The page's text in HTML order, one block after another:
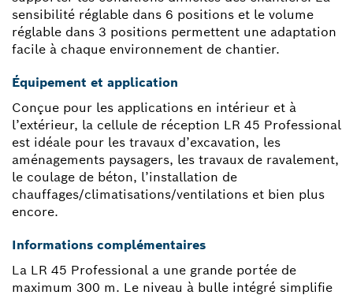
sensibilité réglable dans 6 positions et le volume
réglable dans 3 positions permettent une adaptation
facile à chaque environnement de chantier.
Équipement et application
Conçue pour les applications en intérieur et à
l’extérieur, la cellule de réception LR 45 Professional
est idéale pour les travaux d’excavation, les
aménagements paysagers, les travaux de ravalement,
le coulage de béton, l’installation de
chauffages/climatisations/ventilations et bien plus
encore.
Informations complémentaires
La LR 45 Professional a une grande portée de
maximum 300 m. Le niveau à bulle intégré simplifie